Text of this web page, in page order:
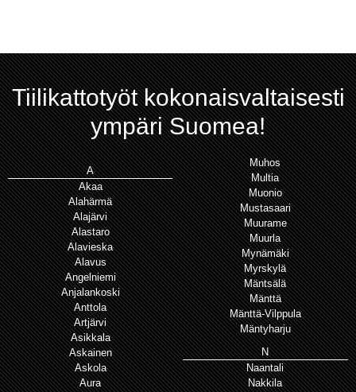
Tiilikattotyöt kokonaisvaltaisesti
ympäri Suomea!
A
Akaa
Alahärmä
Alajärvi
Alastaro
Alavieska
Alavus
Angelniemi
Anjalankoski
Anttola
Artjärvi
Asikkala
Askainen
Askola
Aura
Muhos
Multia
Muonio
Mustasaari
Muurame
Muurla
Mynämäki
Myrskylä
Mäntsälä
Mänttä
Mänttä-Vilppula
Mäntyharju
N
Naantali
Nakkila